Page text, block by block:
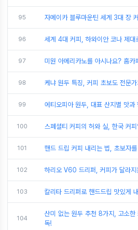
95 자메이카 블루마운틴 세계 3대 장
96 세계 4대 커피, 하와이안 코나 제대
97 미원 아메리카노를 아시나요? 홈카
98 케냐 원두 특징, 커피 초보도 전문
99 에티오피아 원두, 대표 산지별 맛과
100 스페셜티 커피의 허와 실, 한국 커
101 핸드 드립 커피 내리는 법, 초보자
102 하리오 V60 드리퍼, 커피가 달라지
103 칼리타 드리퍼로 핸드드립 맛있게
104
산미 없는 원두 추천 8가지, 고소한
독!